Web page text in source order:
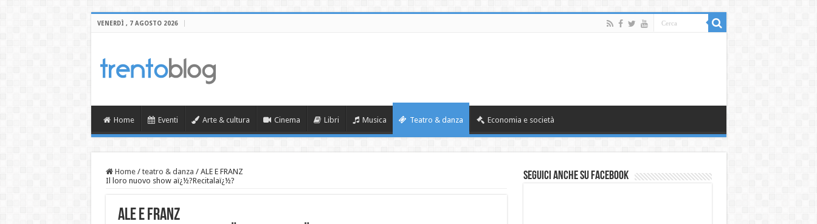
VENERDÌ , 7 AGOSTO 2026
Home Eventi Arte & cultura Cinema Libri Musica Teatro & danza Economia e società
Home / teatro & danza / ALE E FRANZ
Il loro nuovo show aï¿½?Recitalaï¿½?
ALE E FRANZ
Seguici anche su Facebook